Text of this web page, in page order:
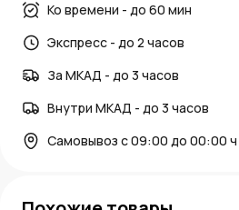
Ко времени - до 60 мин
Экспресс - до 2 часов
За МКАД - до 3 часов
Внутри МКАД - до 3 часов
Самовывоз с 09:00 до 00:00 ч